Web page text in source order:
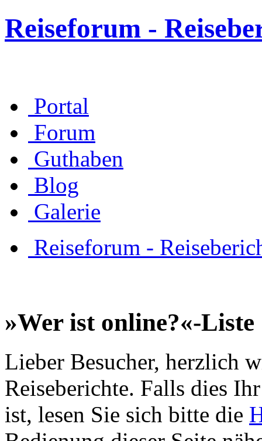
Reiseforum -
Portal
Forum
Guthaben
Blog
Galerie
Reiseforum -
»Wer ist online?«-Liste
Lieber Besucher, herzlich
Reiseberichte. Falls dies
ist, lesen Sie sich bitte die